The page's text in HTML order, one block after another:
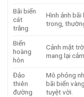
Bãi biển
cát
trắng
Hình ảnh
trong,
Biển
hoàng
hôn
Cảnh mặt
mang lại
Đảo
thiên
đường
Mô phỏng
bãi biển
tuyệt vời.